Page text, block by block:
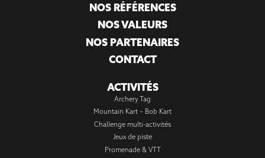
NOS RÉFÉRENCES
NOS VALEURS
NOS PARTENAIRES
CONTACT
ACTIVITÉS
Archery Tag
Mountain Kart – Bob Kart
Challenge multi-activités
Jeux de piste
Promenade & VTT